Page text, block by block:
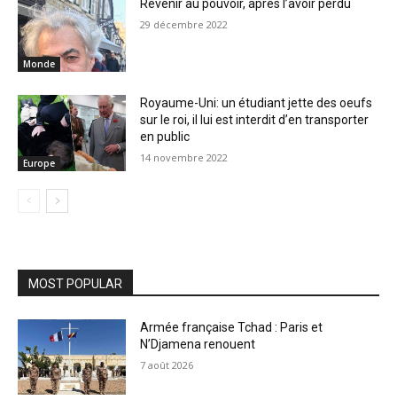
Monde
Revenir au pouvoir, après l’avoir perdu
29 décembre 2022
Europe
Royaume-Uni: un étudiant jette des oeufs
sur le roi, il lui est interdit d’en transporter
en public
14 novembre 2022
MOST POPULAR
Armée française Tchad : Paris et
N’Djamena renouent
7 août 2026